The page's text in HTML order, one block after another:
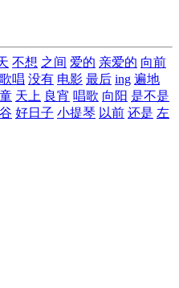
不想 之间 爱的 亲爱的 向前
歌唱 没有 电影 最后 ing 遍地
天上 良宵 唱歌 向阳 是不是
好日子 小提琴 以前 还是 左